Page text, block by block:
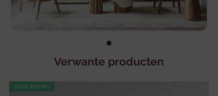
Verwante producten
UITVERKOOP!